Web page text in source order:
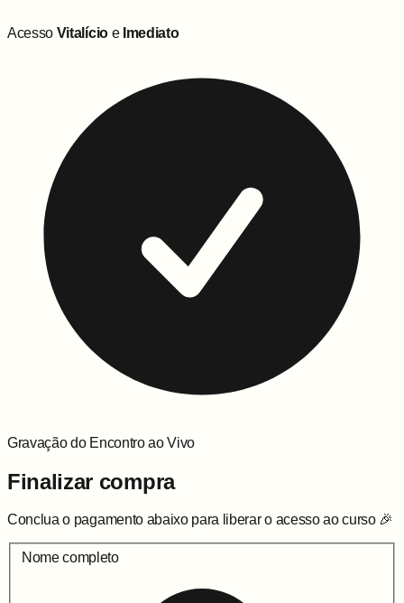
Acesso Vitalícioe Imediato
Gravação do Encontro ao Vivo
Finalizar compra
Conclua o pagamento abaixo para liberar o acesso ao curso 🎉
Nome completo